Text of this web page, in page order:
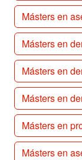
Másters en
Másters en
Másters en
Másters en
Másters en
Másters en